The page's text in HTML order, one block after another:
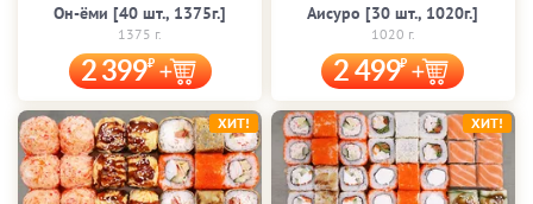
Он-ёми [40 шт., 1375г.]
1375 г.
2 399
Аисуро [30 шт., 1020г.]
1020 г.
2 499
ХИТ! ХИТ!